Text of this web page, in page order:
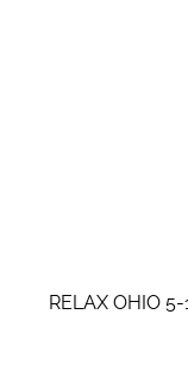
RELAX OHIO